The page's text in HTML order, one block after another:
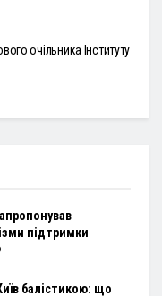
очільника Інституту
підтримки
балістикою: що